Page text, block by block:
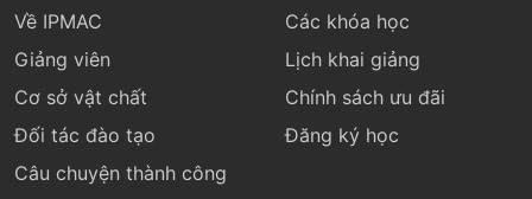
Về IPMAC
Giảng viên
Cơ sở vật chất
Đối tác đào tạo
Câu chuyện thành công
Các khóa học
Lịch khai giảng
Chính sách ưu đãi
Đăng ký học